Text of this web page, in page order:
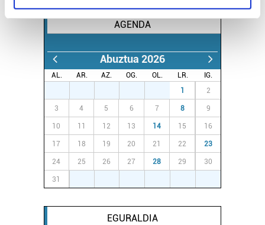
specific characteristics (fingerprinting)
Find out more about how your personal data is processed
Guk eta gure bazkideek zure datu pertsonalak
prozesatzen ditugu, zure IP zenbakia, besteak beste,
teknologia erabiliz, cookieak adibidez, iragarki eta eduki
pertsonalizatuak eskaintzeko, iragarkiak eta edukia
neurtzeko, jendeari buruzko informazioa biltzeko eta
produktuak garatzeko. Zure datuak nork eta zertarako
erabiltzen dituen hauta dezakezu.
Bazkide batzuek ez dizute baimenik eskatzen, eta beren
bazkideen zerrenda, beren ustez zein helburutarako
AGENDA
Abuztua 2026
AL. AR. AZ. OG. OL. LR.
IG.
1 2
3 4 5 6 7 8 9
10 11 12 13 14 15 16
17 18 19 20 21 22 23
24 25 26 27 28 29 30
31
EGURALDIA